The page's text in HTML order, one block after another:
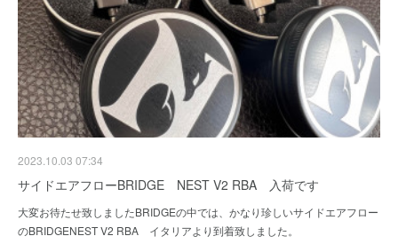
2023.10.03 07:34
サイドエアフローBRIDGE NEST V2 RBA 入荷です
大変お待たせ致しましたBRIDGEの中では、かなり珍しいサイドエアフロー
のBRIDGENEST V2 RBA イタリアより到着致しました。